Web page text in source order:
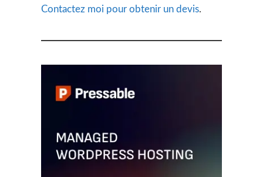
Contactez moi pour obtenir un devis.